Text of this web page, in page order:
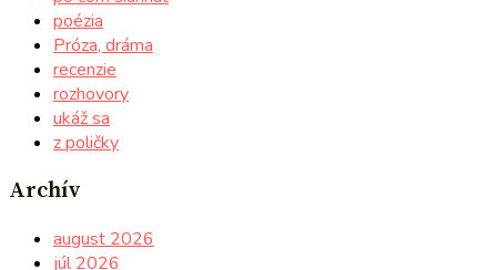
poézia
Próza, dráma
recenzie
rozhovory
ukáž sa
z poličky
Archív
august 2026
júl 2026